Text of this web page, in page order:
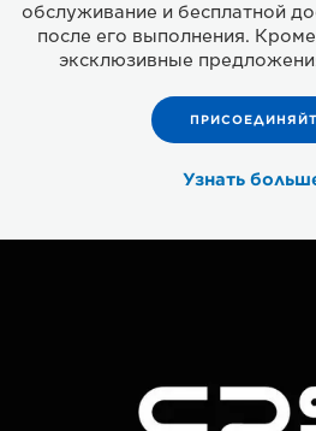
обслуживание и бесплатной
после его выполнения.
эксклюзивные
Узнать